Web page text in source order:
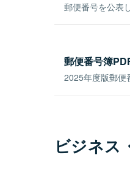
郵便番号を公表
郵便番号簿
2025年度版郵便
ビジネス